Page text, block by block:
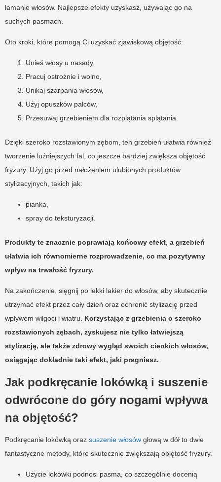
łamanie włosów. Najlepsze efekty uzyskasz, używając go na
suchych pasmach.
Oto kroki, które pomogą Ci uzyskać zjawiskową objętość:
Unieś włosy u nasady,
Pracuj ostrożnie i wolno,
Unikaj szarpania włosów,
Użyj opuszków palców,
Przesuwaj grzebieniem dla rozplątania splątania.
Dzięki szeroko rozstawionym zębom, ten grzebień ułatwia również
tworzenie luźniejszych fal, co jeszcze bardziej zwiększa objętość
fryzury. Użyj go przed nałożeniem ulubionych produktów
stylizacyjnych, takich jak:
pianka,
spray do teksturyzacji.
Produkty te znacznie poprawiają końcowy efekt, a grzebień
ułatwia ich równomierne rozprowadzenie, co ma pozytywny
wpływ na trwałość fryzury.
Na zakończenie, sięgnij po lekki lakier do włosów, aby skutecznie
utrzymać efekt przez cały dzień oraz ochronić stylizację przed
wpływem wilgoci i wiatru. Korzystając z grzebienia o szeroko
rozstawionych zębach, zyskujesz nie tylko łatwiejszą
stylizację, ale także zdrowy wygląd swoich cienkich włosów,
osiągając dokładnie taki efekt, jaki pragniesz.
Jak podkręcanie lokówką i suszenie
odwrócone do góry nogami wpływa
na objętość?
Podkręcanie lokówką oraz suszenie włosów głową w dół to dwie
fantastyczne metody, które skutecznie zwiększają objętość fryzury.
Użycie lokówki podnosi pasma, co szczególnie docenią